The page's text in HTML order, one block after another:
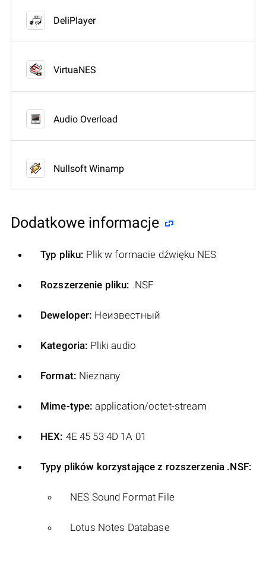
DeliPlayer
VirtuaNES
Audio Overload
Nullsoft Winamp
Dodatkowe informacje
Typ pliku: Plik w formacie dźwięku NES
Rozszerzenie pliku: .NSF
Deweloper: Неизвестный
Kategoria: Pliki audio
Format: Nieznany
Mime-type: application/octet-stream
HEX: 4E 45 53 4D 1A 01
Typy plików korzystające z rozszerzenia .NSF:
NES Sound Format File
Lotus Notes Database